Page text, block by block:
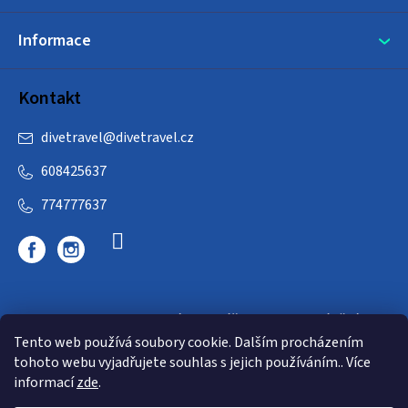
Tento web používá soubory cookie. Dalším procházením
tohoto webu vyjadřujete souhlas s jejich používáním.. Více
informacízde.
Informace
Kontakt
divetravel@divetravel.cz
608425637
774777637
DIVETRAVEL - cestovní kancelář - cesty za potápěním